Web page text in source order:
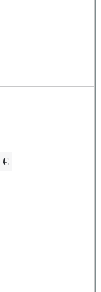
€